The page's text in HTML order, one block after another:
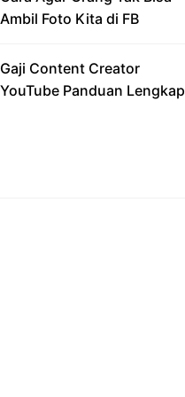
Ambil Foto Kita di FB
Gaji Content Creator
YouTube Panduan Lengkap